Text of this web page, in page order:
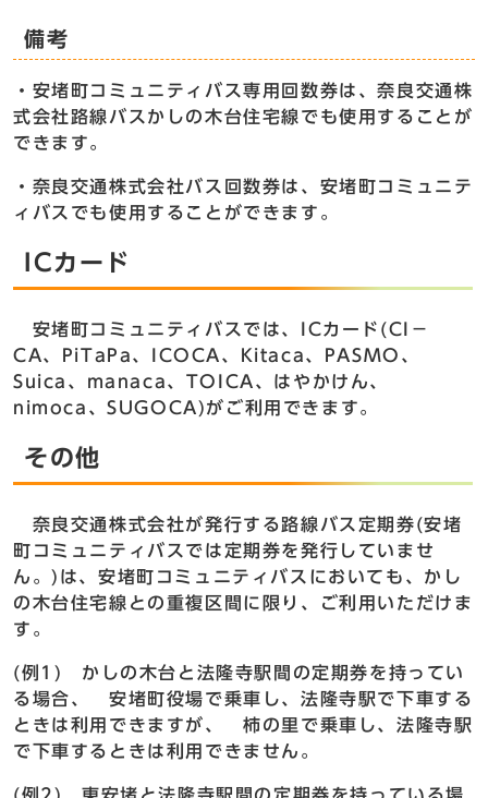
備考
・安堵町コミュニティバス専用回数券は、奈良交通株
式会社路線バスかしの木台住宅線でも使用することが
できます。
・奈良交通株式会社バス回数券は、安堵町コミュニテ
ィバスでも使用することができます。
ICカード
安堵町コミュニティバスでは、ICカード(CI－
CA、PiTaPa、ICOCA、Kitaca、PASMO、
Suica、manaca、TOICA、はやかけん、
nimoca、SUGOCA)がご利用できます。
その他
奈良交通株式会社が発行する路線バス定期券(安堵
町コミュニティバスでは定期券を発行していませ
ん。)は、安堵町コミュニティバスにおいても、かし
の木台住宅線との重複区間に限り、ご利用いただけま
す。
(例1) かしの木台と法隆寺駅間の定期券を持ってい
る場合、 安堵町役場で乗車し、法隆寺駅で下車する
ときは利用できますが、 柿の里で乗車し、法隆寺駅
で下車するときは利用できません。